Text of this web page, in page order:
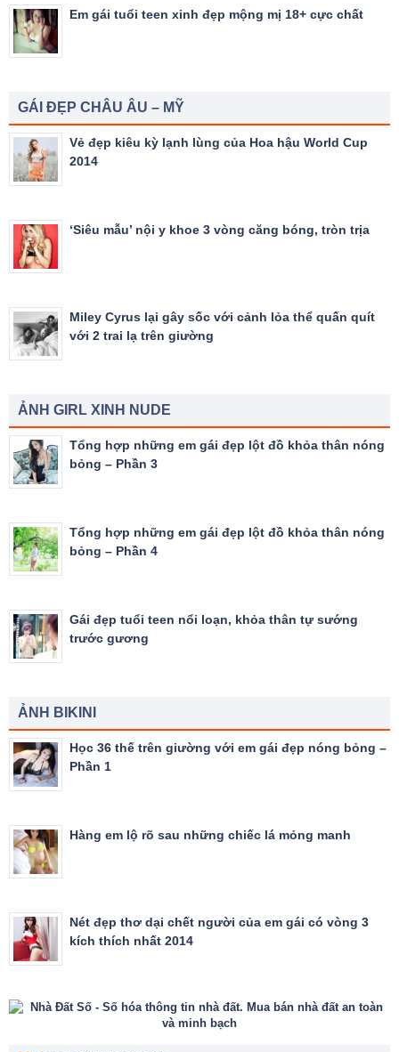
Em gái tuổi teen xinh đẹp mộng mị 18+ cực chất
GÁI ĐẸP CHÂU ÂU – MỸ
Vẻ đẹp kiêu kỳ lạnh lùng của Hoa hậu World Cup
2014
‘Siêu mẫu’ nội y khoe 3 vòng căng bóng, tròn trịa
Miley Cyrus lại gây sốc với cảnh lỏa thể quấn quít
với 2 trai lạ trên giường
ẢNH GIRL XINH NUDE
Tổng hợp những em gái đẹp lột đồ khỏa thân nóng
bỏng – Phần 3
Tổng hợp những em gái đẹp lột đồ khỏa thân nóng
bỏng – Phần 4
Gái đẹp tuổi teen nổi loạn, khỏa thân tự sướng
trước gương
ẢNH BIKINI
Học 36 thế trên giường với em gái đẹp nóng bỏng –
Phần 1
Hàng em lộ rõ sau những chiếc lá mỏng manh
Nét đẹp thơ dại chết người của em gái có vòng 3
kích thích nhất 2014